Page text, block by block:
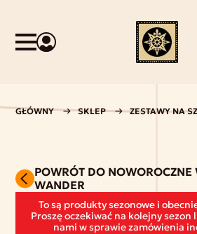
GŁÓWNY SKLEP ZESTAWY NA
POWRÓT DO NOWOROCZNE
WANDER
To są produkty sezonowe i
Proszę oczekiwać na kolejny
nami w sprawie zamówienia